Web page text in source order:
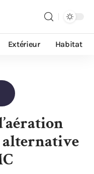
Extérieur Habitat